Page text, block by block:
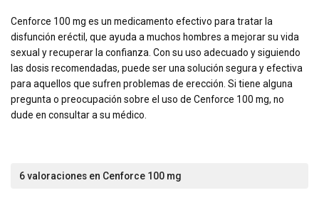
Cenforce 100 mg es un medicamento efectivo para tratar la
disfunción eréctil, que ayuda a muchos hombres a mejorar su vida
sexual y recuperar la confianza. Con su uso adecuado y siguiendo
las dosis recomendadas, puede ser una solución segura y efectiva
para aquellos que sufren problemas de erección. Si tiene alguna
pregunta o preocupación sobre el uso de Cenforce 100 mg, no
dude en consultar a su médico.
6 valoraciones en Cenforce 100 mg